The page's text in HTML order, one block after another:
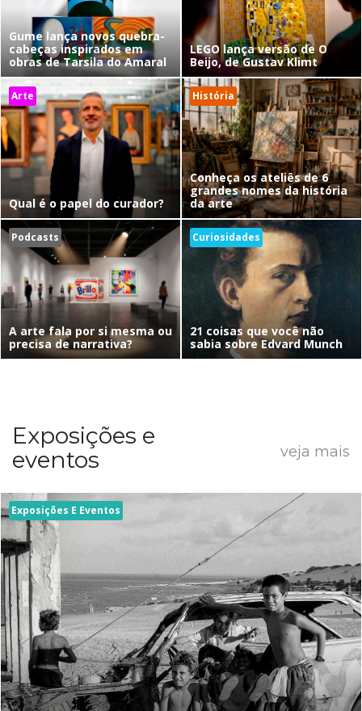
Gume lança novos quebra-
cabeças inspirados em
obras de Tarsila do Amaral
LEGO lança versão de O
Beijo, de Gustav Klimt
Arte
Qual é o papel do curador?
História
Conheça os ateliês de 6
grandes nomes da história
da arte
Podcasts
A arte fala por si mesma ou
precisa de narrativa?
Curiosidades
21 coisas que você não
sabia sobre Edvard Munch
Exposições e
eventos
veja mais
Exposições E Eventos